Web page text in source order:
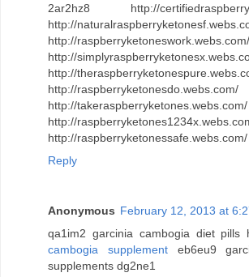
2ar2hz8 http://
http://
http://raspberryketoneswork.webs.com/
http://
http://
http://raspberryketonesdo.webs.com/
http://takeraspberryketones.webs.com/
http://
http://raspberryketonessafe.webs.com/
Reply
Anonymous February 12, 2013 at
qa1im2 garcinia cambogia diet pills
cambogia supplementeb6eu9
supplements dg2ne1